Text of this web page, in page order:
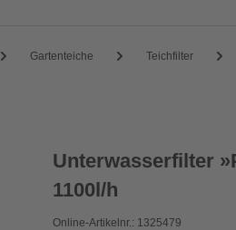
Gartenteiche Teichfilter
Unterwasserfilter
1100l/h
Online-Artikelnr.: 1325479